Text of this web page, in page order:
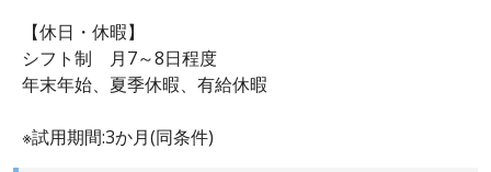
【休日・休暇】
シフト制 月7～8日程度
年末年始、夏季休暇、有給休暇
※試用期間:3か月(同条件)